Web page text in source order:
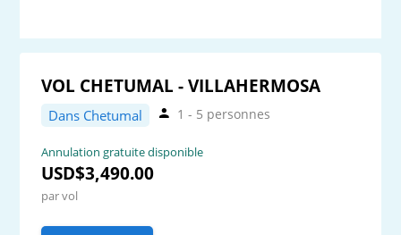
VOL CHETUMAL - VILLAHERMOSA
Dans Chetumal 1 - 5 personnes
Annulation gratuite disponible
USD$3,490.00
par vol